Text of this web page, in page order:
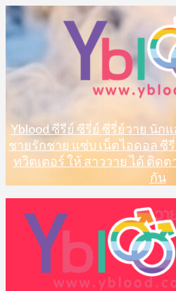
Skip
to
content
Yblood ซีรีย์ ซีรี่ย์ ซีรี่ย์วาย นัก
ชายรักชาย แซ่บ เน็ตไอดอล ซี
ทวิตเตอร์ ให้ สาววาย ได้ ติด
กัน
Menu